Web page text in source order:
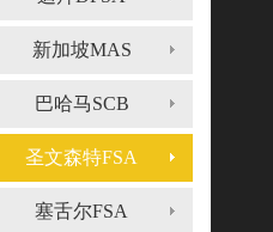
新加坡MAS
巴哈马SCB
圣文森特FSA
塞舌尔FSA